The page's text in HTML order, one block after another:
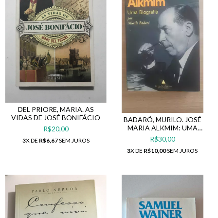
DEL PRIORE, MARIA. AS
VIDAS DE JOSÉ BONIFÁCIO
R$20,00
3X DE R$6,67SEM JUROS
BADARÓ, MURILO. JOSÉ
MARIA ALKMIM: UMA
BIOGRAFIA
R$30,00
3X DE R$10,00SEM JUROS